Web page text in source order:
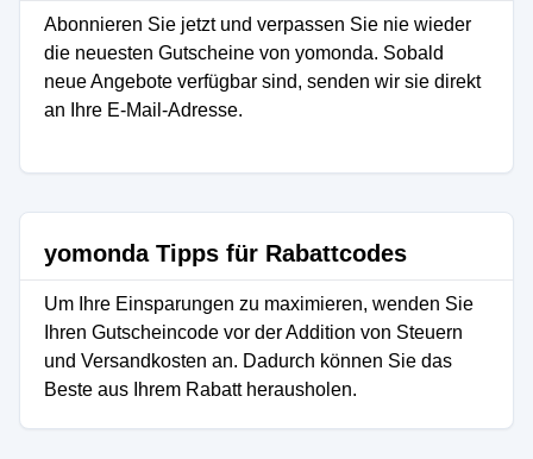
Abonnieren Sie jetzt und verpassen Sie nie wieder
die neuesten Gutscheine von yomonda. Sobald
neue Angebote verfügbar sind, senden wir sie direkt
an Ihre E-Mail-Adresse.
yomonda Tipps für Rabattcodes
Um Ihre Einsparungen zu maximieren, wenden Sie
Ihren Gutscheincode vor der Addition von Steuern
und Versandkosten an. Dadurch können Sie das
Beste aus Ihrem Rabatt herausholen.